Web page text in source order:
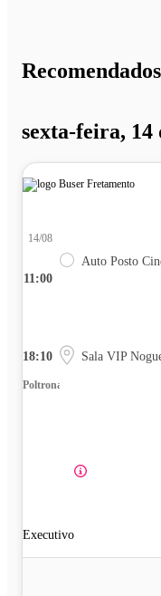
sexta-feira, 14
11:00
14/08
Auto Posto
18:10 Sala VIP
Poltrona
Executivo